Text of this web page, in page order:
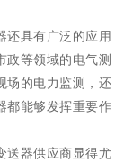
还具有广泛的应用
政等领域的电气测
场的电力监测，还
都能够发挥重要作
送器供应商显得尤